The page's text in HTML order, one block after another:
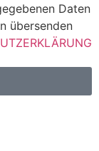
Daten
übersenden